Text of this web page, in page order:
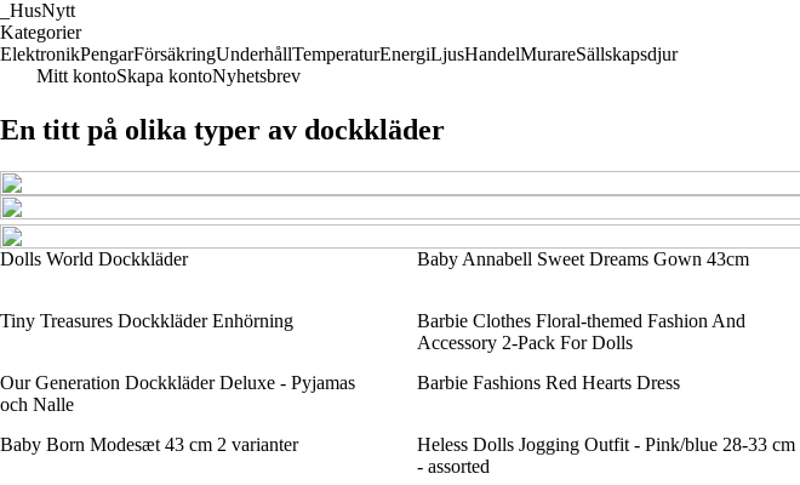
HusNytt
Kategorier
ElektronikPengarFörsäkringUnderhållTemperaturEnergiLjusHandelMurareSällskapsdjur
Mitt kontoSkapa kontoNyhetsbrev
En titt på olika typer av dockkläder
Dolls World Dockkläder Baby Annabell Sweet Dreams Gown 43cm
Tiny Treasures Dockkläder Enhörning
Barbie Clothes Floral-themed Fashion And
Accessory 2-Pack For Dolls
Our Generation Dockkläder Deluxe - Pyjamas
och Nalle
Barbie Fashions Red Hearts Dress
Baby Born Modesæt 43 cm 2 varianter
Heless Dolls Jogging Outfit - Pink/blue 28-33 cm
- assorted